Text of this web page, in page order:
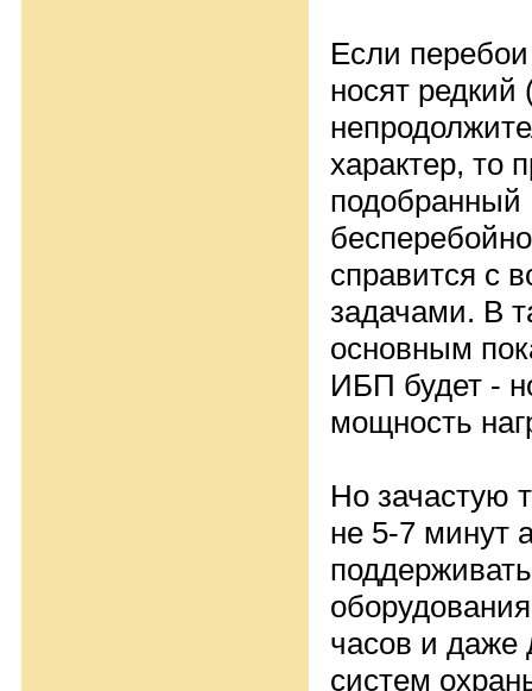
Если
носят
характер, то
подобранный
справится с
задачами. В
основным
ИБП будет -
мощность
Но зачастую
не 5-7 минут
часов и даже
систем